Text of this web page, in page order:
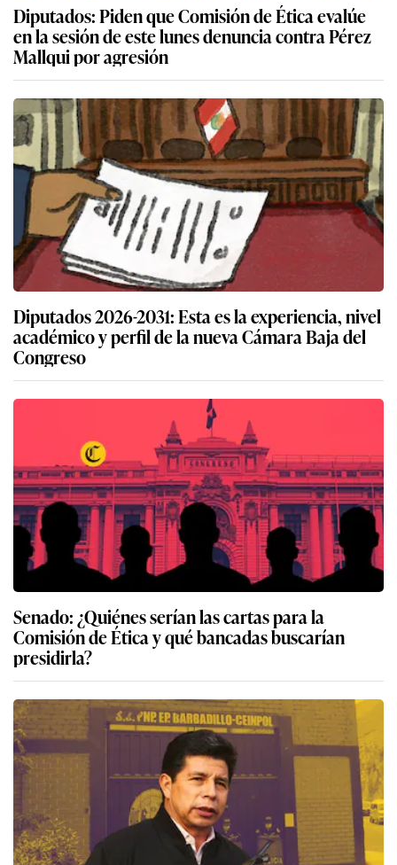
Diputados: Piden que Comisión de Ética evalúe
en la sesión de este lunes denuncia contra Pérez
Mallqui por agresión
Diputados 2026-2031: Esta es la experiencia, nivel
académico y perfil de la nueva Cámara Baja del
Congreso
Senado: ¿Quiénes serían las cartas para la
Comisión de Ética y qué bancadas buscarían
presidirla?